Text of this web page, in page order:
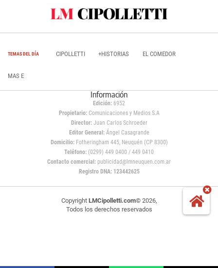
TEMAS DEL DÍA CIPOLLETTI +HISTORIAS EL COMEDOR
MAS E
Información
Edición: 6952
Propietario:Comunicaciones y Medios S.A
Director: Juan Carlos Schroeder
Editor General:Ángel Casagrande
Domicilio:Fotheringham 445, Neuquén (CP 8300)
Teléfono: (0299) 449 0400 / 449 0410
Contacto comercial: publicidad@lmneuquen.com.ar
Registro DNA: 123442625
Copyright LMCipolletti.com© 2026,
Todos los derechos reservados